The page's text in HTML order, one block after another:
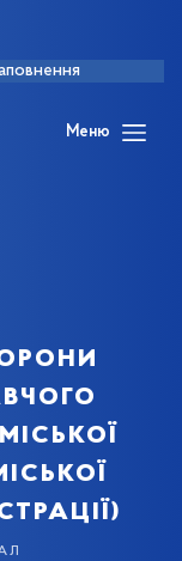
Меню